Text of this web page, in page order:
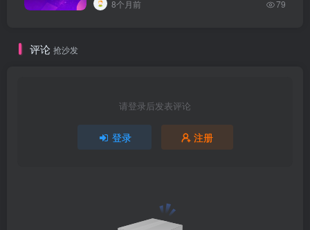
8个月前 79
评论 抢沙发
请登录后发表评论
登录 注册